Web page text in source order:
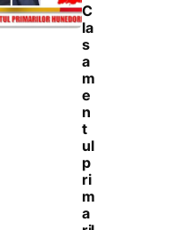
C
la
s
a
m
e
n
t
ul
p
ri
m
a